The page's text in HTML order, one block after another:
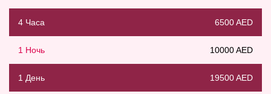
4 Часа 6500 AED
1 Ночь 10000 AED
1 День 19500 AED